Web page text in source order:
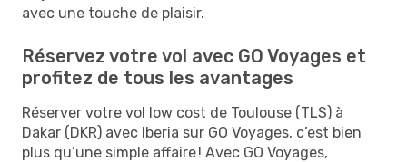
avec une touche de plaisir.
Réservez votre vol avec GO Voyages et
profitez de tous les avantages
Réserver votre vol low cost de Toulouse (TLS) à
Dakar (DKR) avec Iberia sur GO Voyages, c’est bien
plus qu’une simple affaire ! Avec GO Voyages,